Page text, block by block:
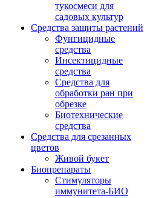
тукосмеси для
садовых культур
Средства защиты растений
Фунгицидные
средства
Инсектицидные
средства
Средства для
обработки ран при
обрезке
Биотехнические
средства
Средства для срезанных
цветов
Живой букет
Биопрепараты
Стимуляторы
иммунитета-БИО